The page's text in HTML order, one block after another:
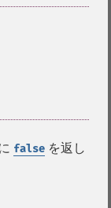
false を返し